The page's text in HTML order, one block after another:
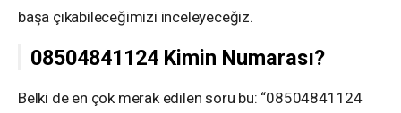
başa çıkabileceğimizi inceleyeceğiz.
08504841124 Kimin Numarası?
Belki de en çok merak edilen soru bu: “08504841124